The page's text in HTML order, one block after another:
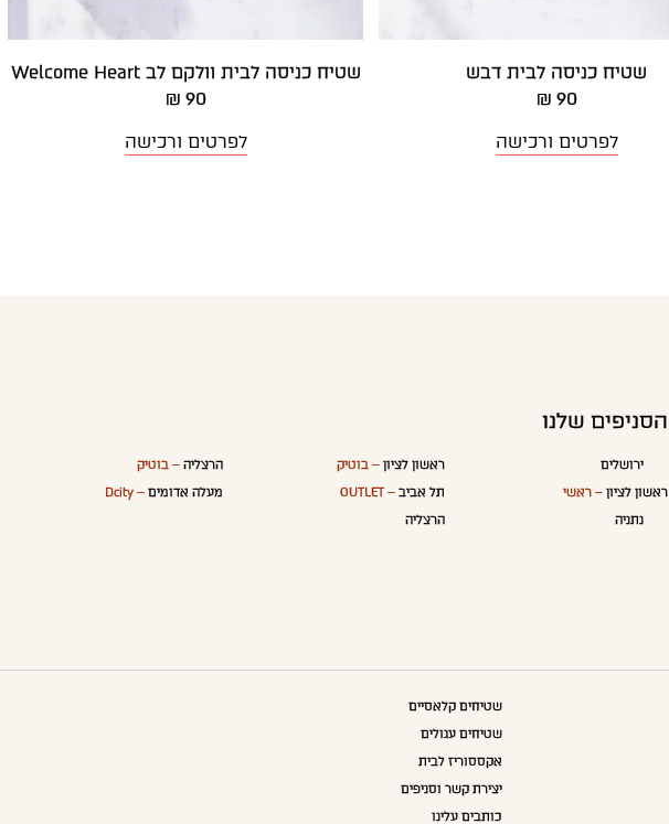
שטיח כניסה לבית דבש
90 ₪
לפרטים ורכישה
שטיח כניסה לבית וולקם לב Welcome Heart
90 ₪
לפרטים ורכישה
הסניפים שלנו
ירושלים
ראשון לציון – ראשי
נתניה
ראשון לציון– בוטיק
תל אביב– OUTLET
הרצליה
הרצליה– בוטיק
מעלה אדומים – Dcity
שטיחים קלאסיים
שטיחים עגולים
אקססוריז לבית
יצירת קשר וסניפים
כותבים עלינו